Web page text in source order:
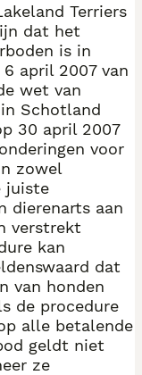
Terriers
dat het
is in
april 2007 van
wet van
Schotland
30 april 2007
voor
zowel
juiste
dierenarts aan
verstrekt
kan
dat
van honden
de procedure
alle betalende
geldt niet
ze